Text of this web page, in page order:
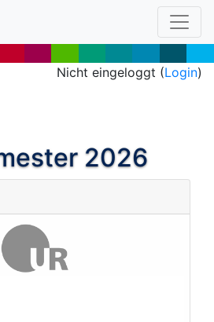
Nicht eingeloggt (Login)
2026